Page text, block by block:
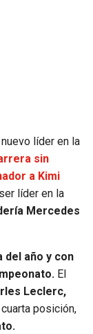
nuevo líder en la
sin
a Kimi
líder en la
Mercedes
del año y con
El
Leclerc,
posición,